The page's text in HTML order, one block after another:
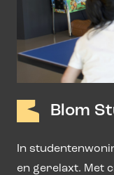
Blom
In
en gerelaxt. Met